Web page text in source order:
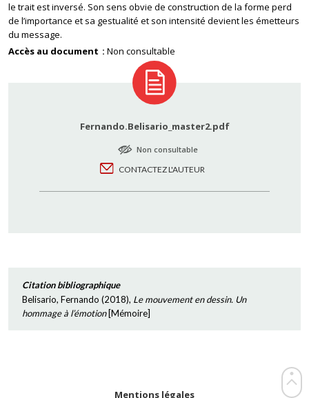
le trait est inversé. Son sens obvie de construction de la forme perd
de l’importance et sa gestualité et son intensité devient les émetteurs
du message.
Accès au document
Non consultable
Fernando.Belisario_master2.pdf
Non consultable
CONTACTEZ L'AUTEUR
Citation bibliographique
Belisario, Fernando (2018), Le mouvement en dessin. Un
hommage à l’émotion[Mémoire]
Mentions légales